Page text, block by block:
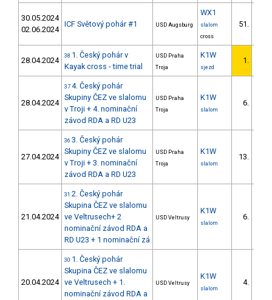
30.05.2024
02.06.2024
ICF Světový pohár #1 USD Augsburg
WX1
slalom
cross
51.
28.04.2024 38 1. Český pohár v
Kayak cross - time trial
USD Praha
Troja
K1W
sjezd
1.
28.04.2024
37 4. Český pohár
Skupiny ČEZ ve slalomu
v Troji + 4. nominační
závod RDA a RD U23
USD Praha
Troja
K1W
slalom
6.
27.04.2024
36 3. Český pohár
Skupiny ČEZ ve slalomu
v Troji + 3. nominační
závod RDA a RD U23
USD Praha
Troja
K1W
slalom
13.
21.04.2024
31 2. Český pohár
Skupina ČEZ ve slalomu
ve Veltrusech+ 2
nominační závod RDA a
RD U23 + 1 nominační zá
USD Veltrusy
K1W
slalom
6.
20.04.2024
30 1. Český pohár
Skupina ČEZ ve slalomu
ve Veltrusech + 1.
nominační závod RDA a
USD Veltrusy
K1W
slalom
4.